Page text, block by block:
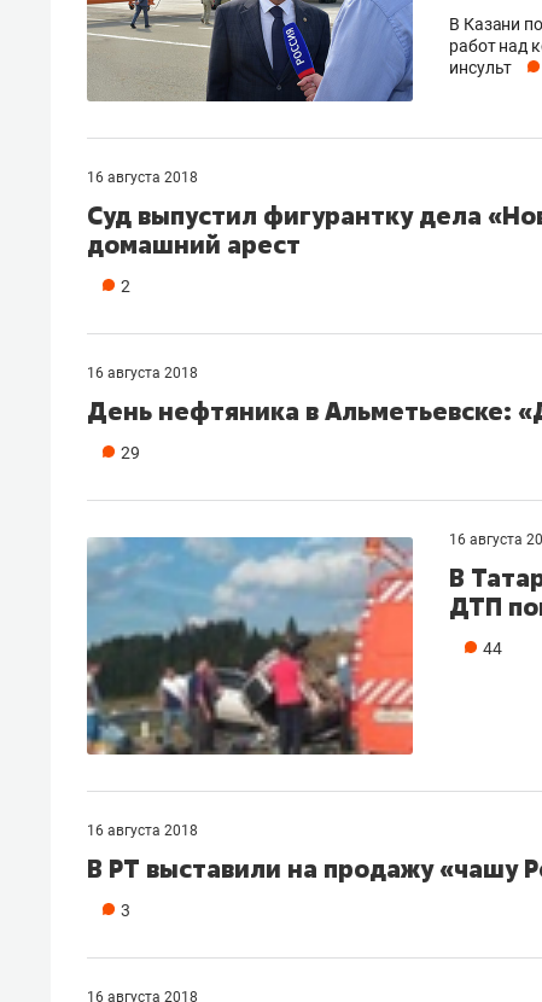
В Казани
работ над
инсульт
16 августа 2018
Суд выпустил фигурантку дела
домашний арест
2
16 августа 2018
День нефтяника в Альметьевске:
29
16 августа
В
ДТП
44
16 августа 2018
В РТ выставили на продажу «чашу
3
16 августа 2018